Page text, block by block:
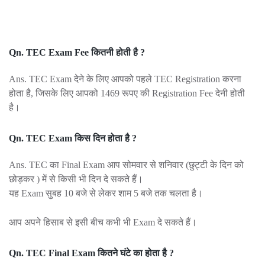
Qn. TEC Exam Fee कितनी होती है ?
Ans. TEC Exam देने के लिए आपको पहले TEC Registration करना
होता है, जिसके लिए आपको 1469 रूपए की Registration Fee देनी होती
है।
Qn. TEC Exam किस दिन होता है ?
Ans. TEC का Final Exam आप सोमवार से शनिवार (छुट्टी के दिन को
छोड़कर ) में से किसी भी दिन दे सकते हैं।
यह Exam सुबह 10 बजे से लेकर शाम 5 बजे तक चलता है।
आप अपने हिसाब से इसी बीच कभी भी Exam दे सकते हैं।
Qn. TEC Final Exam कितने घंटे का होता है ?